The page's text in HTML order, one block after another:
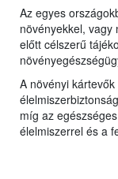
Az egyes
növényekkel, vagy
előtt célszerű
A növényi
míg az
élelmiszerrel és a